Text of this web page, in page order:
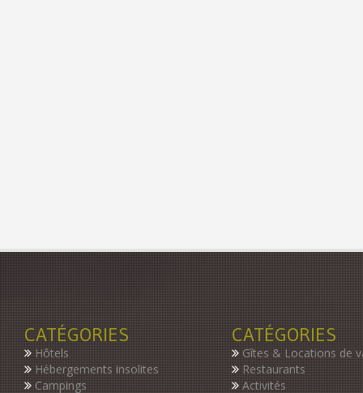
CATÉGORIES
Hôtels
Hébergements insolites
Campings
CATÉGORIES
Gîtes & Locations de
Restaurants
Activités